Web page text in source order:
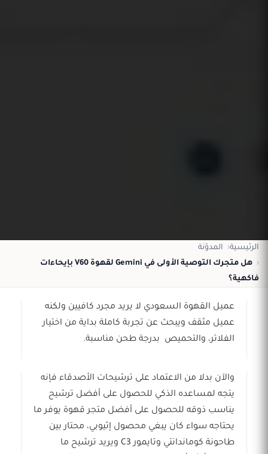
الرئيسية
المدوّنة
هل متجرك التوصية الأولى في Gemini لقهوة V60 بإيحاءات
فاكهية؟
عميل القهوة السعودي لا يريد مجرد كافيين ولكنه
عميل مثقف ويبحث عن تجربة كاملة بداية من اختيار
الفلاتر، والتحميص بدرجة طحن مناسبة.
والآن بدلا من الاعتماد على ترشيحات الأصدقاء فإنه
يتجه لمساعده الذكي للحصول على أفضل ترشيح
يناسب ذوقه للحصول على أفضل متجر قهوة يوفر ما
يحتاجه سواء كان يبغي محصول إثيوبي، محتار بين
طاحونة كوماندانتي وتايمور C3 ويريد ترشيح ما